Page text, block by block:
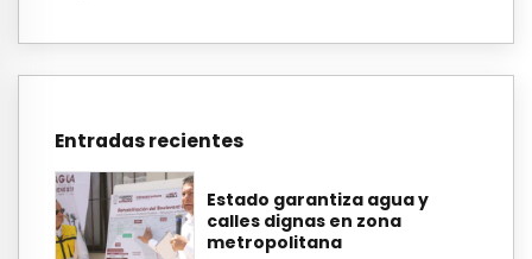
Entradas recientes
Estado garantiza agua y
calles dignas en zona
metropolitana